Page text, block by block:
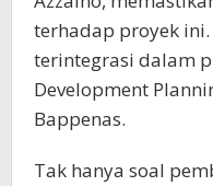
terhadap proyek ini.
terintegrasi dalam
Development
Bappenas.
Tak hanya soal